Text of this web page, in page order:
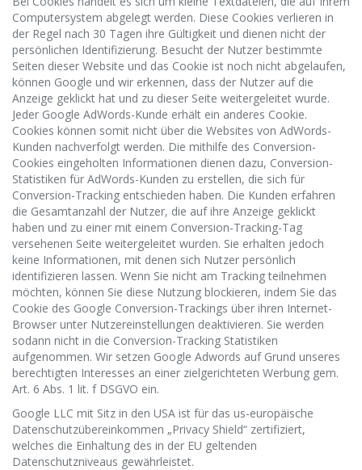
Computersystem abgelegt werden. Diese Cookies verlieren in
der Regel nach 30 Tagen ihre Gültigkeit und dienen nicht der
persönlichen Identifizierung. Besucht der Nutzer bestimmte
Seiten dieser Website und das Cookie ist noch nicht abgelaufen,
können Google und wir erkennen, dass der Nutzer auf die
Anzeige geklickt hat und zu dieser Seite weitergeleitet wurde.
Jeder Google AdWords-Kunde erhält ein anderes Cookie.
Cookies können somit nicht über die Websites von AdWords-
Kunden nachverfolgt werden. Die mithilfe des Conversion-
Cookies eingeholten Informationen dienen dazu, Conversion-
Statistiken für AdWords-Kunden zu erstellen, die sich für
Conversion-Tracking entschieden haben. Die Kunden erfahren
die Gesamtanzahl der Nutzer, die auf ihre Anzeige geklickt
haben und zu einer mit einem Conversion-Tracking-Tag
versehenen Seite weitergeleitet wurden. Sie erhalten jedoch
keine Informationen, mit denen sich Nutzer persönlich
identifizieren lassen. Wenn Sie nicht am Tracking teilnehmen
möchten, können Sie diese Nutzung blockieren, indem Sie das
Cookie des Google Conversion-Trackings über ihren Internet-
Browser unter Nutzereinstellungen deaktivieren. Sie werden
sodann nicht in die Conversion-Tracking Statistiken
aufgenommen. Wir setzen Google Adwords auf Grund unseres
berechtigten Interesses an einer zielgerichteten Werbung gem.
Art. 6 Abs. 1 lit. f DSGVO ein.
Google LLC mit Sitz in den USA ist für das us-europäische
Datenschutzübereinkommen „Privacy Shield“ zertifiziert,
welches die Einhaltung des in der EU geltenden
Datenschutzniveaus gewährleistet.